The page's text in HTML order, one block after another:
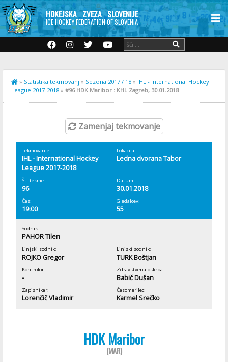
HOKEJSKA ZVEZA SLOVENIJE
ICE HOCKEY FEDERATION OF SLOVENIA
» Statistika tekmovanj » Sezona 2017 / 18 » IHL - International Hockey
League 2017-2018 » #96 HDK Maribor : KHL Zagreb, 30.01.2018
Zamenjaj tekmovanje
Tekmovanje:
IHL - International Hockey
League 2017-2018
Lokacija:
Ledna dvorana Tabor
Št. tekme:
96
Datum:
30.01.2018
Čas:
19:00
Gledalcev:
55
Sodnik:
PAHOR Tilen
Linjski sodnik:
ROJKO Gregor
Linjski sodnik:
TURK Boštjan
Kontrolor:
-
Zdravstvena oskrba:
Babič Dušan
Zapisnikar:
Lorenčič Vladimir
Časomerilec:
Karmel Srečko
HDK Maribor
(MAR)